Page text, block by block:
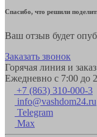
Спасибо, что решили
Ваш отзыв будет
Заказать звонок
Горячая линия и
Ежедневно с 7:00 до
+7 (863) 310-000-3
info@vashdom24.ru
Telegram
Max